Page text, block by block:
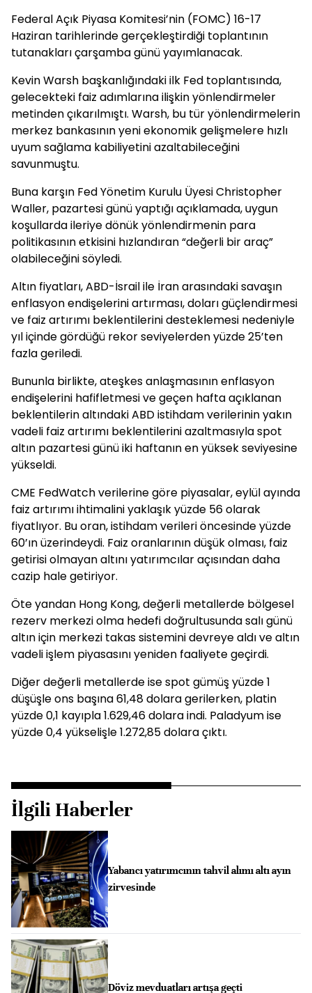
Federal Açık Piyasa Komitesi’nin (FOMC) 16-17
Haziran tarihlerinde gerçekleştirdiği toplantının
tutanakları çarşamba günü yayımlanacak.
Kevin Warsh başkanlığındaki ilk Fed toplantısında,
gelecekteki faiz adımlarına ilişkin yönlendirmeler
metinden çıkarılmıştı. Warsh, bu tür yönlendirmelerin
merkez bankasının yeni ekonomik gelişmelere hızlı
uyum sağlama kabiliyetini azaltabileceğini
savunmuştu.
Buna karşın Fed Yönetim Kurulu Üyesi Christopher
Waller, pazartesi günü yaptığı açıklamada, uygun
koşullarda ileriye dönük yönlendirmenin para
politikasının etkisini hızlandıran “değerli bir araç”
olabileceğini söyledi.
Altın fiyatları, ABD-İsrail ile İran arasındaki savaşın
enflasyon endişelerini artırması, doları güçlendirmesi
ve faiz artırımı beklentilerini desteklemesi nedeniyle
yıl içinde gördüğü rekor seviyelerden yüzde 25’ten
fazla geriledi.
Bununla birlikte, ateşkes anlaşmasının enflasyon
endişelerini hafifletmesi ve geçen hafta açıklanan
beklentilerin altındaki ABD istihdam verilerinin yakın
vadeli faiz artırımı beklentilerini azaltmasıyla spot
altın pazartesi günü iki haftanın en yüksek seviyesine
yükseldi.
CME FedWatch verilerine göre piyasalar, eylül ayında
faiz artırımı ihtimalini yaklaşık yüzde 56 olarak
fiyatlıyor. Bu oran, istihdam verileri öncesinde yüzde
60’ın üzerindeydi. Faiz oranlarının düşük olması, faiz
getirisi olmayan altını yatırımcılar açısından daha
cazip hale getiriyor.
Öte yandan Hong Kong, değerli metallerde bölgesel
rezerv merkezi olma hedefi doğrultusunda salı günü
altın için merkezi takas sistemini devreye aldı ve altın
vadeli işlem piyasasını yeniden faaliyete geçirdi.
Diğer değerli metallerde ise spot gümüş yüzde 1
düşüşle ons başına 61,48 dolara gerilerken, platin
yüzde 0,1 kayıpla 1.629,46 dolara indi. Paladyum ise
yüzde 0,4 yükselişle 1.272,85 dolara çıktı.
İlgili Haberler
Yabancı yatırımcının tahvil alımı altı ayın
zirvesinde
Döviz mevduatları artışa geçti